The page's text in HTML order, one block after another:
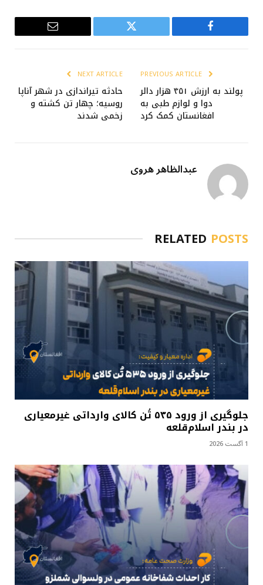
Facebook
Twitter
Email
پولند به ارزش ۴۵۱ هزار دالر
دوا و لوازم طبی به
افغانستان کمک کرد
NEXT ARTICLE
حادثه تیراندازی در شهر آناپا
روسیه؛ چهار تن کشته و
زخمی شدند
عبدالظاهر هروی
RELATED POSTS
جلوگیری از ورود ۵۳۵ تُن کالای وارداتی غیرمعیاری
در بندر اسلام‌قلعه
1 آگست 2026